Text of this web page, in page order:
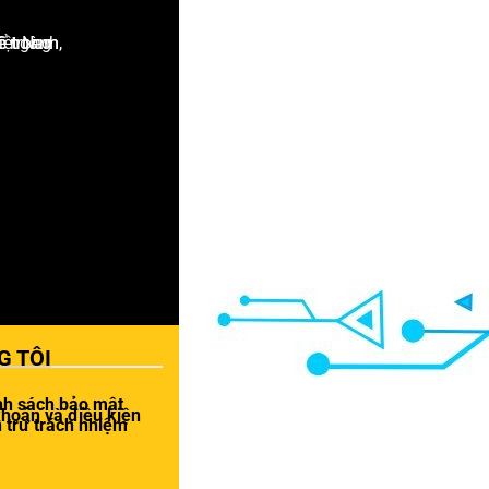
TÔI
sách bảo mật
và điều kiện
trừ trách nhiệm